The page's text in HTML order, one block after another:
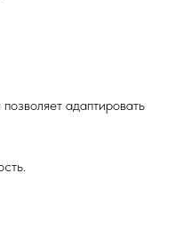
адаптировать